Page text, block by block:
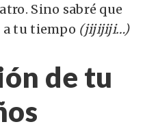
Sino sabré que
a tu tiempo (jijijiji…)
de tu